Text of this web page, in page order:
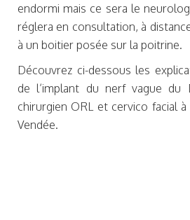
endormi mais ce sera le
réglera en consultation, à
à un boitier posée sur la poitrine.
Découvrez ci-dessous les
de l’implant du nerf vague du
chirurgien ORL et cervico facial à
Vendée.